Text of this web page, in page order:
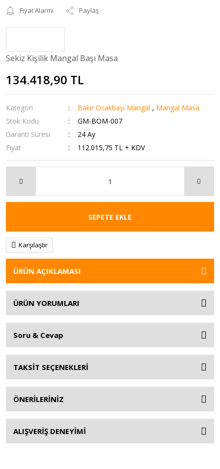
Fiyat Alarmı
Paylaş
Sekiz Kişilik Mangal Başı Masa
134.418,90 TL
Kategori Bakır Ocakbaşı Mangal , Mangal Masa
Stok Kodu
GM-BOM-007
Garanti Süresi
24 Ay
Fiyat
112.015,75 TL + KDV
SEPETE EKLE
Karşılaştır
ÜRÜN AÇIKLAMASI
ÜRÜN YORUMLARI
Soru & Cevap
TAKSİT SEÇENEKLERİ
ÖNERİLERİNİZ
ALIŞVERİŞ DENEYİMİ